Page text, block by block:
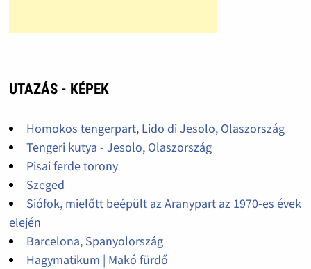
UTAZÁS - KÉPEK
Homokos tengerpart, Lido di Jesolo, Olaszország
Tengeri kutya - Jesolo, Olaszország
Pisai ferde torony
Szeged
Siófok, mielőtt beépült az Aranypart az 1970-es évek
elején
Barcelona, Spanyolország
Hagymatikum | Makó fürdő